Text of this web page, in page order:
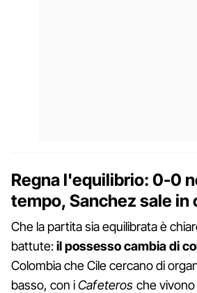
Regna l'equilibrio: 0-0
tempo, Sanchez sale in
Che la partita sia equilibrata è
battute:il possesso cambia di
Colombia che Cile cercano di
basso, con iCafeteros che